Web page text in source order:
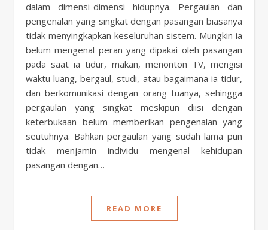
dalam dimensi-dimensi hidupnya. Pergaulan dan
pengenalan yang singkat dengan pasangan biasanya
tidak menyingkapkan keseluruhan sistem. Mungkin ia
belum mengenal peran yang dipakai oleh pasangan
pada saat ia tidur, makan, menonton TV, mengisi
waktu luang, bergaul, studi, atau bagaimana ia tidur,
dan berkomunikasi dengan orang tuanya, sehingga
pergaulan yang singkat meskipun diisi dengan
keterbukaan belum memberikan pengenalan yang
seutuhnya. Bahkan pergaulan yang sudah lama pun
tidak menjamin individu mengenal kehidupan
pasangan dengan…
READ MORE